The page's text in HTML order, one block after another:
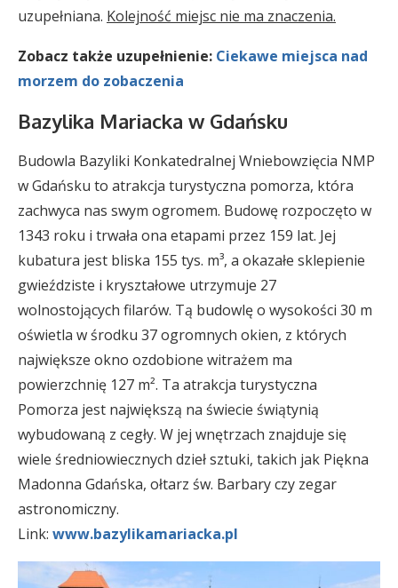
uzupełniana. Kolejność miejsc nie ma znaczenia.
Zobacz także uzupełnienie: Ciekawe miejsca nad
morzem do zobaczenia
Bazylika Mariacka w Gdańsku
Budowla Bazyliki Konkatedralnej Wniebowzięcia NMP
w Gdańsku to atrakcja turystyczna pomorza, która
zachwyca nas swym ogromem. Budowę rozpoczęto w
1343 roku i trwała ona etapami przez 159 lat. Jej
kubatura jest bliska 155 tys. m³, a okazałe sklepienie
gwieździste i kryształowe utrzymuje 27
wolnostojących filarów. Tą budowlę o wysokości 30 m
oświetla w środku 37 ogromnych okien, z których
największe okno ozdobione witrażem ma
powierzchnię 127 m². Ta atrakcja turystyczna
Pomorza jest największą na świecie świątynią
wybudowaną z cegły. W jej wnętrzach znajduje się
wiele średniowiecznych dzieł sztuki, takich jak Piękna
Madonna Gdańska, ołtarz św. Barbary czy zegar
astronomiczny.
Link: www.bazylikamariacka.pl